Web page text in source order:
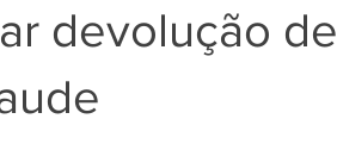
devolução de